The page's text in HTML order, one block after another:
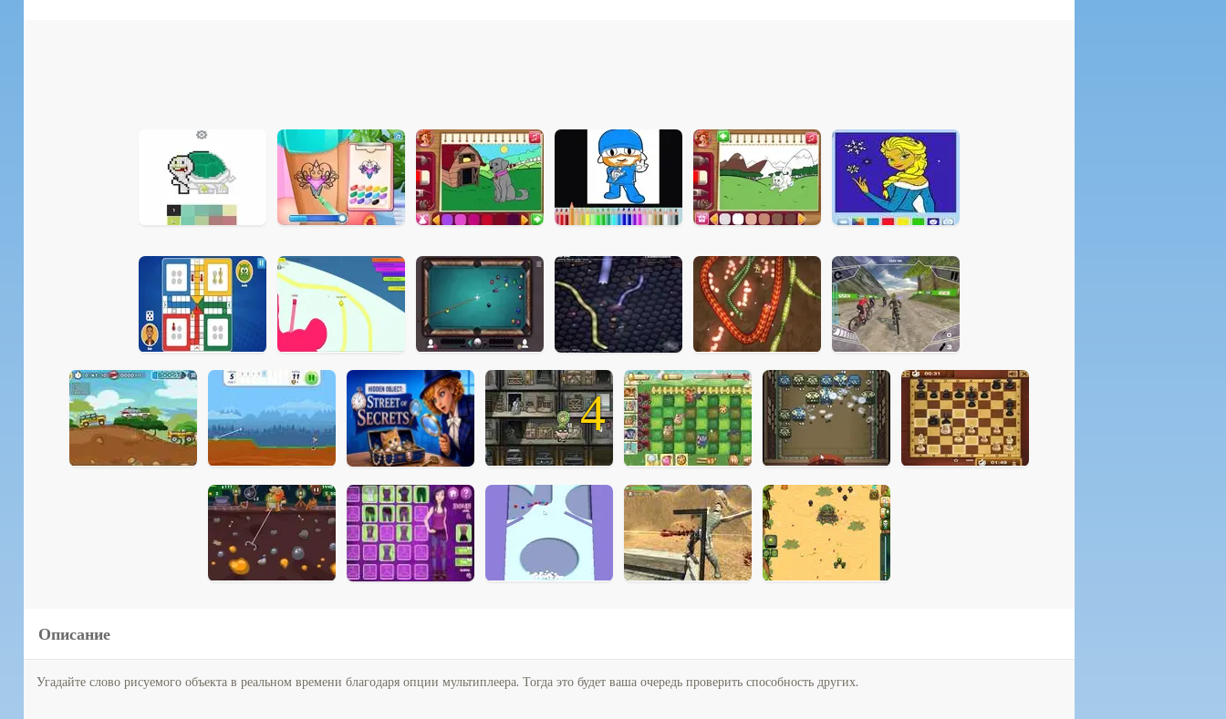
4
Описание
Угадайте слово рисуемого объекта в реальном времени благодаря опции мультиплеера. Тогда это будет ваша очередь проверить способность других.